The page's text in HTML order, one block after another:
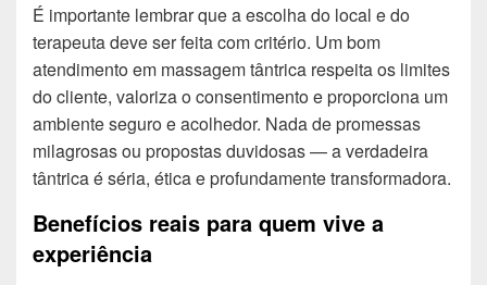
É importante lembrar que a escolha do local e do
terapeuta deve ser feita com critério. Um bom
atendimento em massagem tântrica respeita os limites
do cliente, valoriza o consentimento e proporciona um
ambiente seguro e acolhedor. Nada de promessas
milagrosas ou propostas duvidosas — a verdadeira
tântrica é séria, ética e profundamente transformadora.
Benefícios reais para quem vive a
experiência